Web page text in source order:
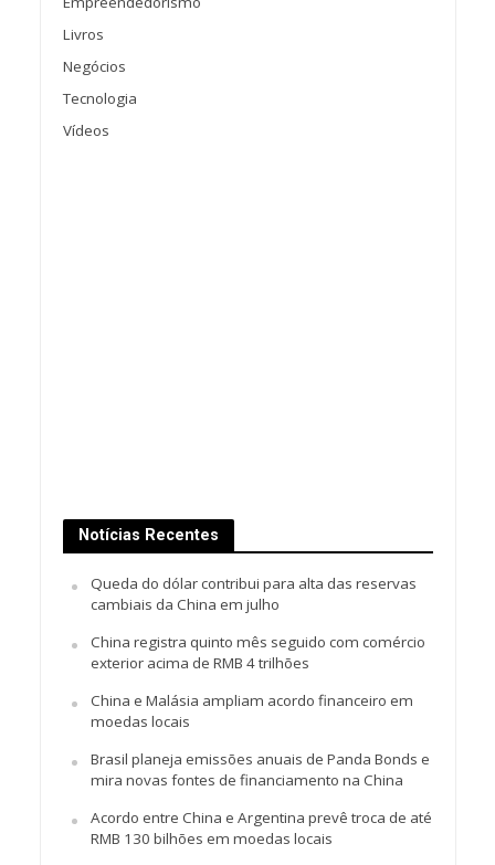
Livros
Negócios
Tecnologia
Vídeos
Notícias Recentes
Queda do dólar contribui para alta das reservas
cambiais da China em julho
China registra quinto mês seguido com comércio
exterior acima de RMB 4 trilhões
China e Malásia ampliam acordo financeiro em
moedas locais
Brasil planeja emissões anuais de Panda Bonds e
mira novas fontes de financiamento na China
Acordo entre China e Argentina prevê troca de até
RMB 130 bilhões em moedas locais